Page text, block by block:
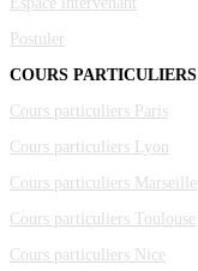
Postuler
COURS PARTICULIERS
Cours particuliers Paris
Cours particuliers Lyon
Cours particuliers Marseille
Cours particuliers Toulouse
Cours particuliers Nice